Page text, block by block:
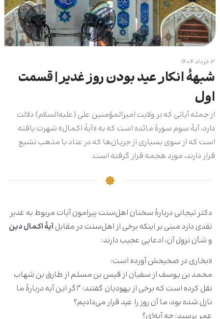
۳ خرداد ۱۴۰۴
شبهۀ انکار عید بودن روز غدیر | قسمت
اول
از جمله آیاتی که بر ولایت امیرالمؤمنین علی (علیه‌السلام) دلالت
دارد، آیۀ سوم سورۀ مائده است که به «آیۀ اکمال» شهرت یافته
است که از سوی بسیاری از جریان‌ها که در عناد با مذهب تشیع
قرار دارند، مورد هجمه قرار گرفته است.
دکتر تیجانی دربارۀ سخنان اهل‌سنت پیرامون آیات مربوط به غدیر
نقدی دارد مبنی بر اینکه برخی از اهل‌سنت در مقابلآیۀ اکمال دین
و شأن نزول آن، ادعایی عجیب دارند:
«بخاری در صحیحش آورده است:
محمد بن یوسف از سفیان از قیس بن مسلم از طارق بن شهاب
نقل کرده است که برخی از یهودیان گفتند: "اگر این آیه دربارۀ ما
نازل شده بود، ما آن روز را عید قرار می‌دادیم؟
عمر پرسید: چه آیه‌‌ای؟